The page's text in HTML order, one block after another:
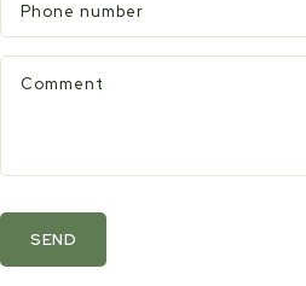
Phone number
Comment
SEND